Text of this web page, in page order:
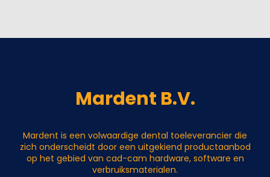
Mardent B.V.
Mardent is een volwaardige dental toeleverancier die
zich onderscheidt door een uitgekiend productaanbod
op het gebied van cad-cam hardware, software en
verbruiksmaterialen.